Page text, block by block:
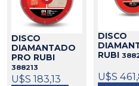
DISCO
DIAMANTADO
PRO RUBI
388213
U$S 183,13
DISCO
RUBI
U$S